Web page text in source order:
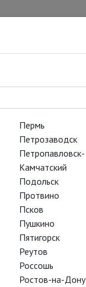
Пермь
Петрозаводск
Петропавловск-
Камчатский
Подольск
Протвино
Псков
Пушкино
Пятигорск
Реутов
Россошь
Ростов-на-Дону